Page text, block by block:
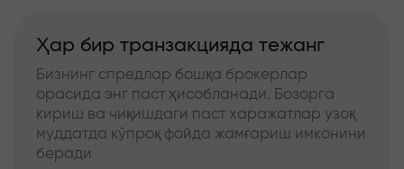
Ҳар бир транзакцияда тежанг
Бизнинг спредлар бошқа брокерлар
орасида энг паст ҳисобланади. Бозорга
кириш ва чиқишдаги паст харажатлар узоқ
муддатда кўпроқ фойда жамғариш имконини
беради